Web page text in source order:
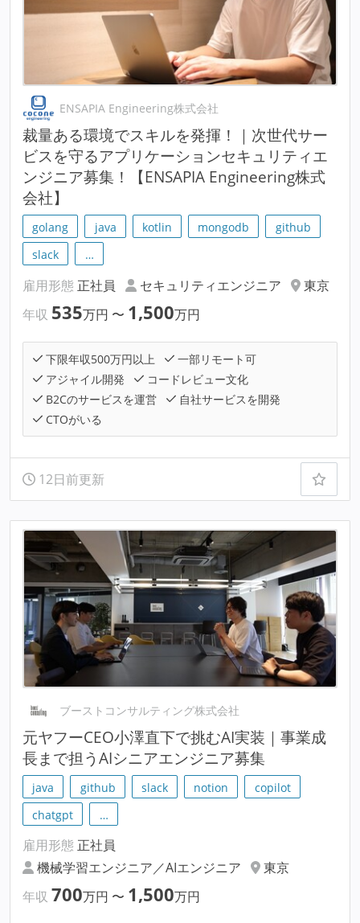
ENSAPIA Engineering株式会社
裁量ある環境でスキルを発揮！｜次世代サー
ビスを守るアプリケーションセキュリティエ
ンジニア募集！【ENSAPIA Engineering株式
会社】
golang java kotlin mongodb
github
slack
…
雇用形態 正社員 セキュリティエンジニア
東京
年収 535万円 〜 1,500万円
下限年収500万円以上
一部リモート可
アジャイル開発
コードレビュー文化
B2Cのサービスを運営
自社サービスを開発
CTOがいる
12日前更新
ブーストコンサルティング株式会社
元ヤフーCEO小澤直下で挑むAI実装｜事業成
長まで担うAIシニアエンジニア募集
java github slack notion
copilot
chatgpt
…
雇用形態 正社員
機械学習エンジニア／AIエンジニア
東京
年収 700万円 〜 1,500万円